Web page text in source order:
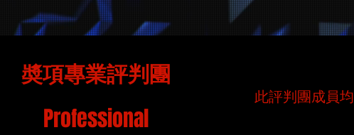
奬項專業評判團
Professional
此評判團成員